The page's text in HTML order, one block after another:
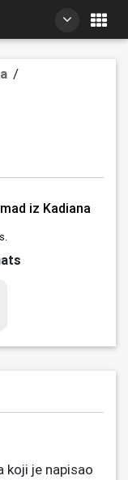
/
iz Kadiana
koji je napisao